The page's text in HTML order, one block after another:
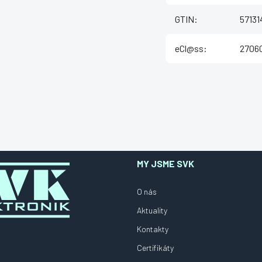
GTIN:
eCl@ss:
MY JSME SVK
O nás
Aktuality
Kontakty
Certifikáty